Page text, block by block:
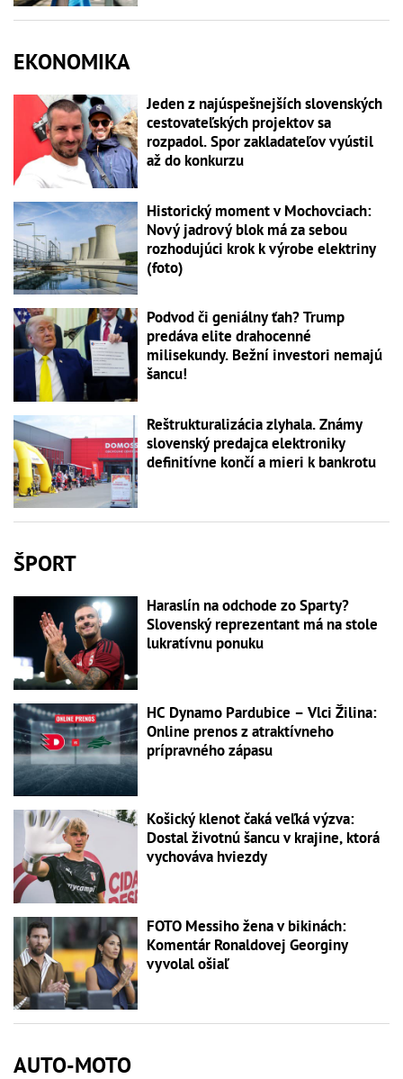
EKONOMIKA
Jeden z najúspešnejších slovenských
cestovateľských projektov sa
rozpadol. Spor zakladateľov vyústil
až do konkurzu
Historický moment v Mochovciach:
Nový jadrový blok má za sebou
rozhodujúci krok k výrobe elektriny
(foto)
Podvod či geniálny ťah? Trump
predáva elite drahocenné
milisekundy. Bežní investori nemajú
šancu!
Reštrukturalizácia zlyhala. Známy
slovenský predajca elektroniky
definitívne končí a mieri k bankrotu
ŠPORT
Haraslín na odchode zo Sparty?
Slovenský reprezentant má na stole
lukratívnu ponuku
HC Dynamo Pardubice – Vlci Žilina:
Online prenos z atraktívneho
prípravného zápasu
Košický klenot čaká veľká výzva:
Dostal životnú šancu v krajine, ktorá
vychováva hviezdy
FOTO Messiho žena v bikinách:
Komentár Ronaldovej Georginy
vyvolal ošiaľ
AUTO-MOTO